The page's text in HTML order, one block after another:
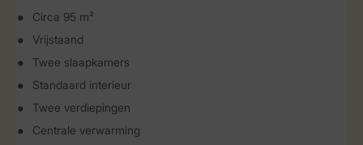
Circa 95 m²
Vrijstaand
Twee slaapkamers
Standaard interieur
Twee verdiepingen
Centrale verwarming